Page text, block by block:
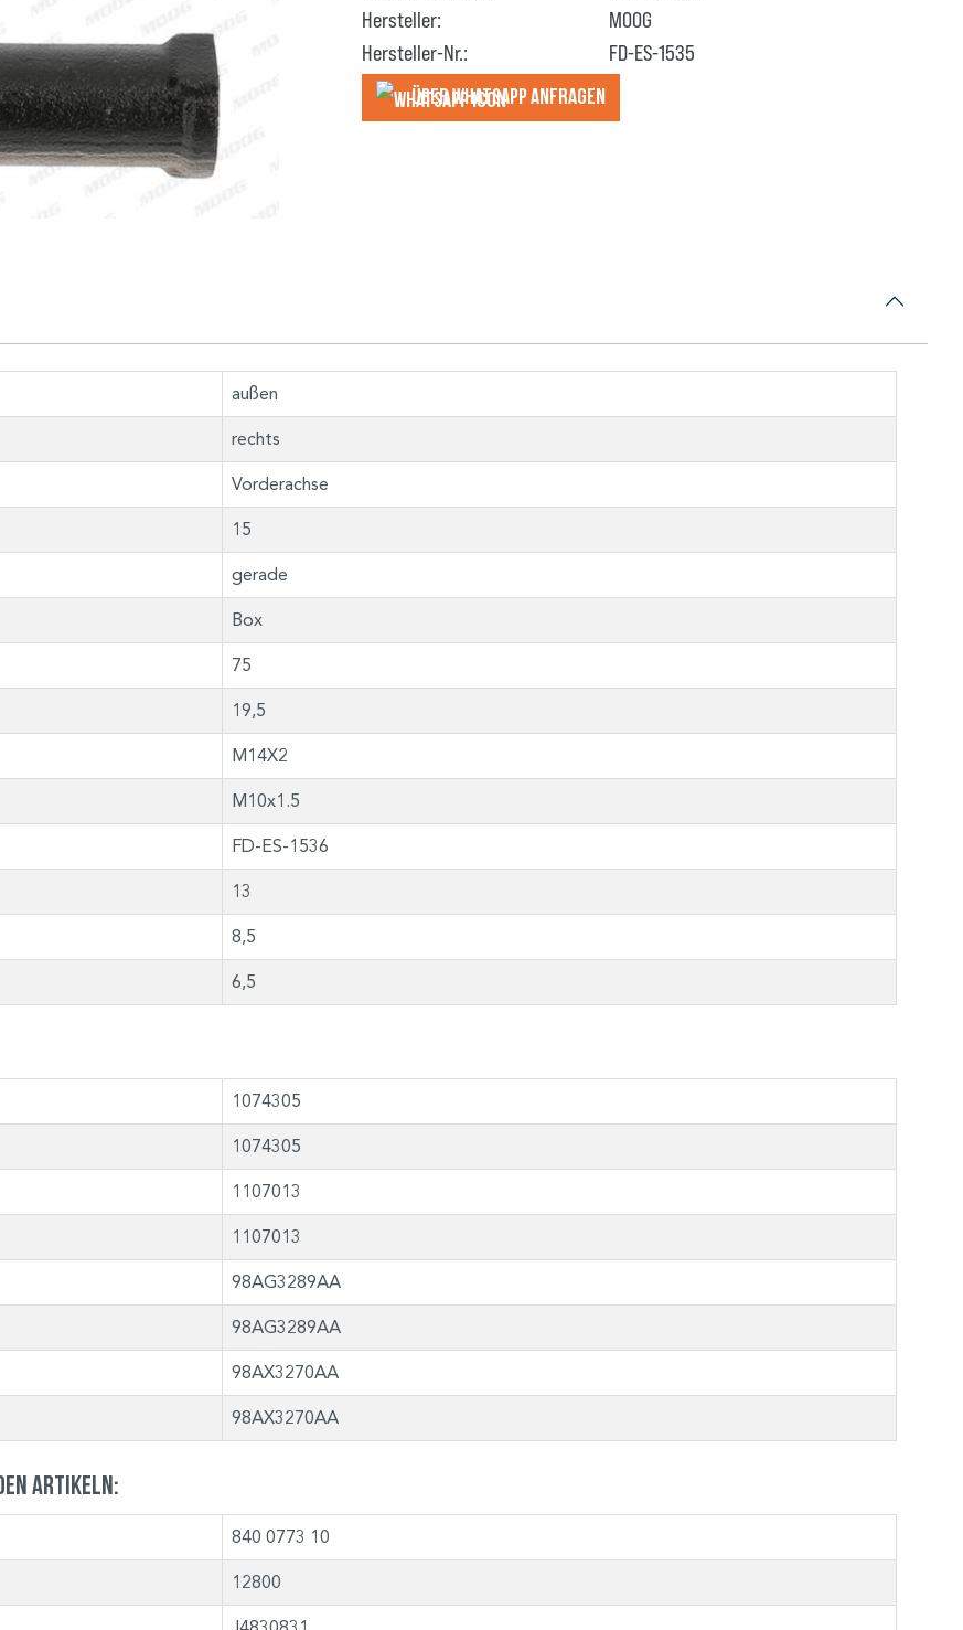
Hersteller:
MOOG
Hersteller-Nr.:
FD-ES-1535
Über WhatsApp anfragеn
außen
rechts
Vorderachse
15
gerade
Box
75
19,5
M14X2
M10x1.5
FD-ES-1536
13
8,5
6,5
1074305
1074305
1107013
1107013
98AG3289AA
98AG3289AA
98AX3270AA
98AX3270AA
Artikeln:
840 0773 10
12800